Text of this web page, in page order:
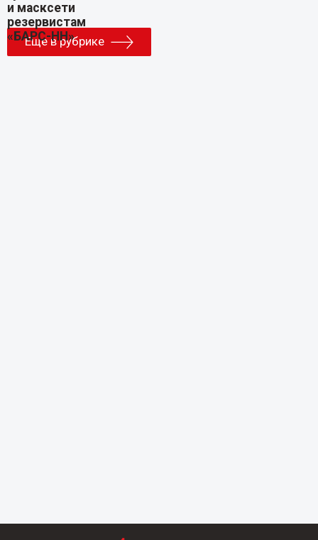
Еще в рубрике